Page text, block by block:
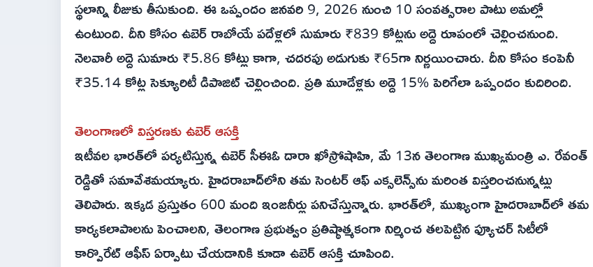
స్థలాన్ని లీజుకు తీసుకుంది. ఈ ఒప్పందం జనవరి 9, 2026 నుంచి 10 సంవత్సరాల పాటు అమల్లో
ఉంటుంది. దీని కోసం ఉబెర్ రాబోయే పదేళ్లలో సుమారు ₹839 కోట్లను అద్దె రూపంలో చెల్లించనుంది.
నెలవారీ అద్దె సుమారు ₹5.86 కోట్లు కాగా, చదరపు అడుగుకు ₹65గా నిర్ణయించారు. దీని కోసం కంపెనీ
₹35.14 కోట్ల సెక్యూరిటీ డిపాజిట్ చెల్లించింది. ప్రతి మూడేళ్లకు అద్దె 15% పెరిగేలా ఒప్పందం కుదిరింది.
తెలంగాణలో విస్తరణకు ఉబెర్ ఆసక్తి
ఇటీవల భారత్‌లో పర్యటిస్తున్న ఉబెర్ సీఈఓ దారా ఖోస్రోషాహి, మే 13న తెలంగాణ ముఖ్యమంత్రి ఎ. రేవంత్
రెడ్డితో సమావేశమయ్యారు. హైదరాబాద్‌లోని తమ సెంటర్ ఆఫ్ ఎక్సలెన్స్‌ను మరింత విస్తరించనున్నట్లు
తెలిపారు. ఇక్కడ ప్రస్తుతం 600 మంది ఇంజనీర్లు పనిచేస్తున్నారు. భారత్‌లో, ముఖ్యంగా హైదరాబాద్‌లో తమ
కార్యకలాపాలను పెంచాలని, తెలంగాణ ప్రభుత్వం ప్రతిష్ఠాత్మకంగా నిర్మించ తలపెట్టిన ఫ్యూచర్ సిటీలో
కార్పొరేట్ ఆఫీస్ ఏర్పాటు చేయడానికి కూడా ఉబెర్ ఆసక్తి చూపింది.